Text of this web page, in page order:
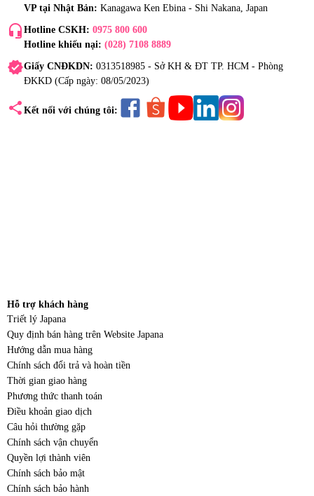
VP tại Nhật Bản: Kanagawa Ken Ebina - Shi Nakana, Japan
headset_mic Hotline CSKH: 0975 800 600
Hotline khiếu nại: (028) 7108 8889
verifiedGiấy CNĐKDN: 0313518985 - Sở KH & ĐT TP. HCM - Phòng
ĐKKD (Cấp ngày: 08/05/2023)
share Kết nối với chúng tôi:
Hỗ trợ khách hàng
Triết lý Japana
Quy định bán hàng trên Website Japana
Hướng dẫn mua hàng
Chính sách đổi trả và hoàn tiền
Thời gian giao hàng
Phương thức thanh toán
Điều khoản giao dịch
Câu hỏi thường gặp
Chính sách vận chuyển
Quyền lợi thành viên
Chính sách bảo mật
Chính sách bảo hành